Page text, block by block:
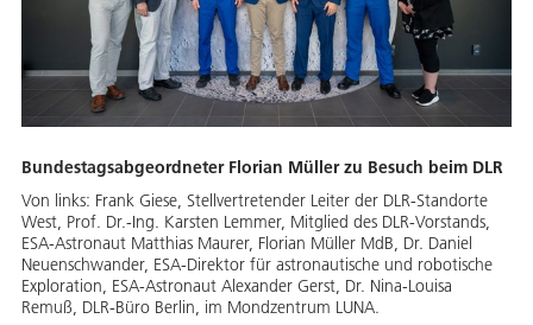
Bundestagsabgeordneter Florian Müller zu Besuch beim DLR
Von links: Frank Giese, Stellvertretender Leiter der DLR-Standorte
West, Prof. Dr.-Ing. Karsten Lemmer, Mitglied des DLR-Vorstands,
ESA-Astronaut Matthias Maurer, Florian Müller MdB, Dr. Daniel
Neuenschwander, ESA-Direktor für astronautische und robotische
Exploration, ESA-Astronaut Alexander Gerst, Dr. Nina-Louisa
Remuß, DLR-Büro Berlin, im Mondzentrum LUNA.